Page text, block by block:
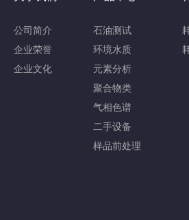
公司简介
企业荣誉
企业文化
石油测试
环境水质
元素分析
聚合物类
气相色谱
二手设备
样品前处理